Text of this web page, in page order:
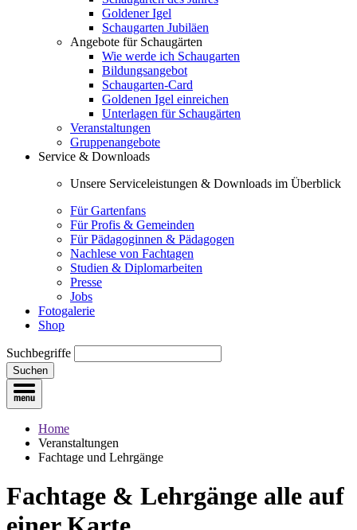
Goldener Igel
Schaugarten Jubiläen
Angebote für Schaugärten
Wie werde ich Schaugarten
Bildungsangebot
Schaugarten-Card
Goldenen Igel einreichen
Unterlagen für Schaugärten
Veranstaltungen
Gruppenangebote
Service & Downloads
Unsere Serviceleistungen & Downloads im Überblick
Für Gartenfans
Für Profis & Gemeinden
Für Pädagoginnen & Pädagogen
Nachlese von Fachtagen
Studien & Diplomarbeiten
Presse
Jobs
Fotogalerie
Shop
Suchbegriffe
Suchen
Home
Veranstaltungen
Fachtage und Lehrgänge
Fachtage & Lehrgänge alle auf